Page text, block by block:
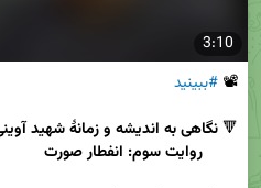
3:10
📽 #ببینید
🔻